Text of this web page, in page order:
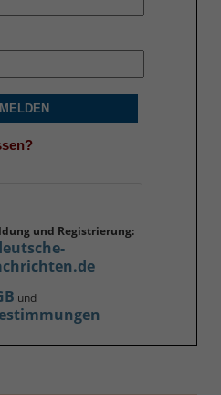
und Registrierung:
und